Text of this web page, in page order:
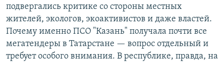
подвергались критике со стороны местных
жителей, экологов, экоактивистов и даже властей.
Почему именно ПСО "Казань" получала почти все
мегатендеры в Татарстане — вопрос отдельный и
требует особого внимания. В республике, правда, на